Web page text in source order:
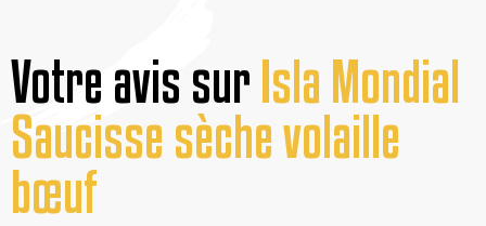
Votre avis surIsla Mondial
Saucisse sèche volaille
bœuf